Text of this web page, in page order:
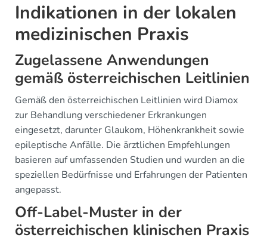
Indikationen in der lokalen
medizinischen Praxis
Zugelassene Anwendungen
gemäß österreichischen Leitlinien
Gemäß den österreichischen Leitlinien wird Diamox
zur Behandlung verschiedener Erkrankungen
eingesetzt, darunter Glaukom, Höhenkrankheit sowie
epileptische Anfälle. Die ärztlichen Empfehlungen
basieren auf umfassenden Studien und wurden an die
speziellen Bedürfnisse und Erfahrungen der Patienten
angepasst.
Off-Label-Muster in der
österreichischen klinischen Praxis